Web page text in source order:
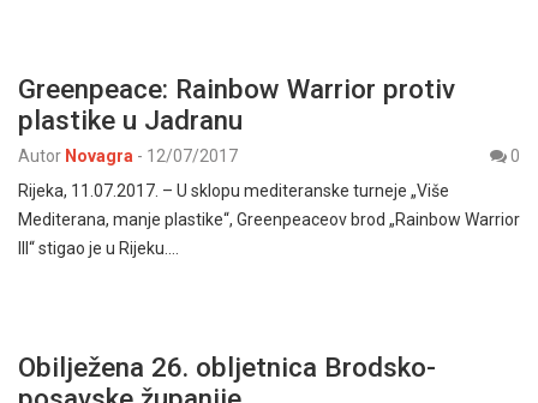
Greenpeace: Rainbow Warrior protiv
plastike u Jadranu
Autor Novagra - 12/07/2017
0
Rijeka, 11.07.2017. – U sklopu mediteranske turneje „Više
Mediterana, manje plastike“, Greenpeaceov brod „Rainbow Warrior
III“ stigao je u Rijeku.…
Obilježena 26. obljetnica Brodsko-